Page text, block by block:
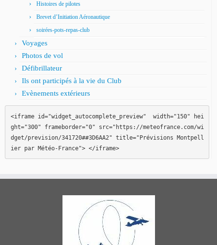
Histoires de pilotes
Brevet d’Initiation Aéronautique
soirées-pots-repas-club
Voyages
Photos de vol
Défibrillateur
Ils ont participés à la vie du Club
Evènements extérieurs
<iframe id="widget_autocomplete_preview"  width="150" hei
ght="300" frameborder="0" src="https://meteofrance.com/wi
dget/prevision/341720##3D6AA2" title="Prévisions Montpell
ier par Météo-France"> </iframe>